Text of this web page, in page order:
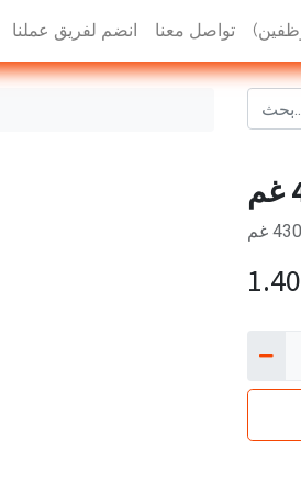
انضم لفريق عملنا تواصل معنا